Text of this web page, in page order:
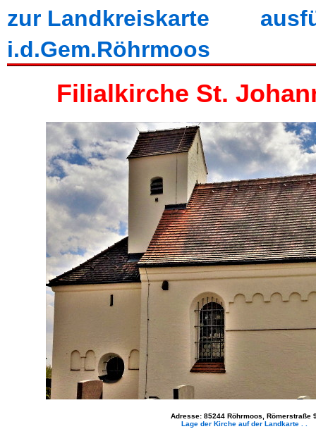
zur Landkreiskarte
i.d.Gem.Röhrmoos
Filialkirche St.
Adresse: 85244 Röhrmoos, Römerstraße
Lage der Kirche auf der Landkarte . .